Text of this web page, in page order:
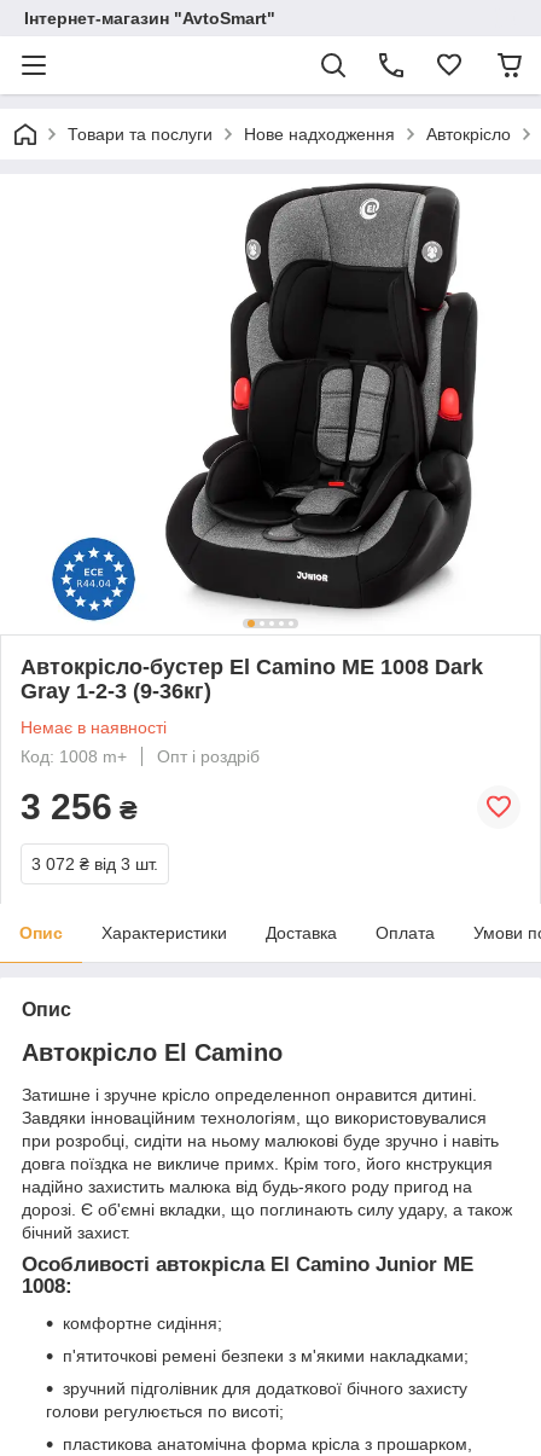
Інтернет-магазин "AvtoSmart"
Товари та послуги Нове надходження Автокрісло
Автокрісло-бустер El Camino ME 1008 Dark
Gray 1-2-3 (9-36кг)
Немає в наявності
Код: 1008 m+
Опт і роздріб
3 256 ₴
3 072 ₴ від 3 шт.
Опис Характеристики Доставка Оплата Умови
Опис
Автокрісло El Camino
Затишне і зручне крісло определенноп онравится дитині.
Завдяки інноваційним технологіям, що використовувалися
при розробці, сидіти на ньому малюкові буде зручно і навіть
довга поїздка не викличе примх. Крім того, його кнструкция
надійно захистить малюка від будь-якого роду пригод на
дорозі. Є об'ємні вкладки, що поглинають силу удару, а також
бічний захист.
Особливості автокрісла El Camino Junior ME
1008:
комфортне сидіння;
п'ятиточкові ремені безпеки з м'якими накладками;
зручний підголівник для додаткової бічного захисту
голови регулюється по висоті;
пластикова анатомічна форма крісла з прошарком,